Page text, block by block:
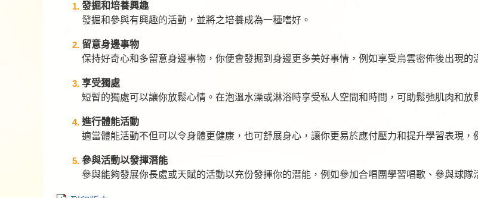
發掘和培養興趣
發掘和參與有興趣的活動，並將之培養成為一種嗜好。
留意身邊事物
保持好奇心和多留意身邊事物，你便會發掘到身邊更多美好事情，例如享受烏雲密佈後出現的
享受獨處
短暫的獨處可以讓你放鬆心情。在泡溫水澡或淋浴時享受私人空間和時間，可助鬆弛肌肉和放
進行體能活動
適當體能活動不但可以令身體更健康，也可舒展身心，讓你更易於應付壓力和提升學習表現，
參與活動以發揮潛能
參與能夠發展你長處或天賦的活動以充份發揮你的潛能，例如參加合唱團學習唱歌、參與球隊